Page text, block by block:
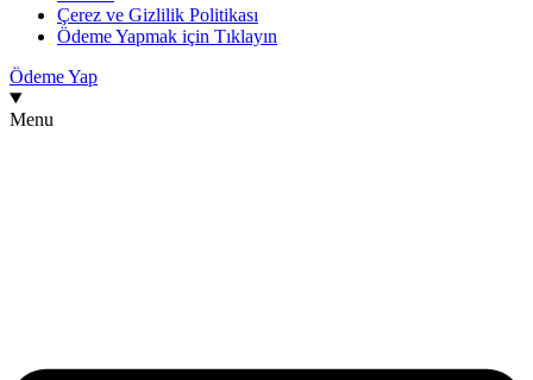
Çerez ve Gizlilik Politikası
Ödeme Yapmak için Tıklayın
Ödeme Yap
Menu